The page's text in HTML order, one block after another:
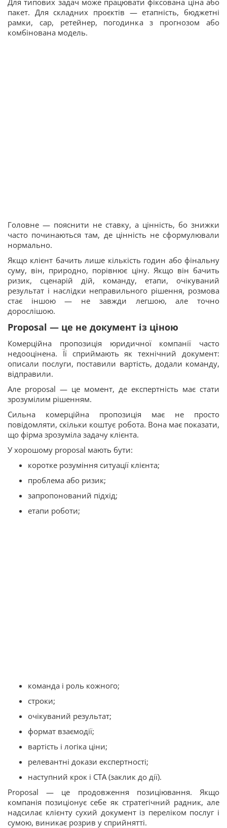
Для типових задач може працювати фіксована ціна або
пакет. Для складних проєктів — етапність, бюджетні
рамки, cap, ретейнер, погодинка з прогнозом або
комбінована модель.
Головне — пояснити не ставку, а цінність, бо знижки
часто починаються там, де цінність не сформулювали
нормально.
Якщо клієнт бачить лише кількість годин або фінальну
суму, він, природно, порівнює ціну. Якщо він бачить
ризик, сценарій дій, команду, етапи, очікуваний
результат і наслідки неправильного рішення, розмова
стає іншою — не завжди легшою, але точно
дорослішою.
Proposal — це не документ із ціною
Комерційна пропозиція юридичної компанії часто
недооцінена. Її сприймають як технічний документ:
описали послуги, поставили вартість, додали команду,
відправили.
Але proposal — це момент, де експертність має стати
зрозумілим рішенням.
Сильна комерційна пропозиція має не просто
повідомляти, скільки коштує робота. Вона має показати,
що фірма зрозуміла задачу клієнта.
У хорошому proposal мають бути:
коротке розуміння ситуації клієнта;
проблема або ризик;
запропонований підхід;
етапи роботи;
команда і роль кожного;
строки;
очікуваний результат;
формат взаємодії;
вартість і логіка ціни;
релевантні докази експертності;
наступний крок і CTA (заклик до дії).
Proposal — це продовження позиціювання. Якщо
компанія позиціонує себе як стратегічний радник, але
надсилає клієнту сухий документ із переліком послуг і
сумою, виникає розрив у сприйнятті.